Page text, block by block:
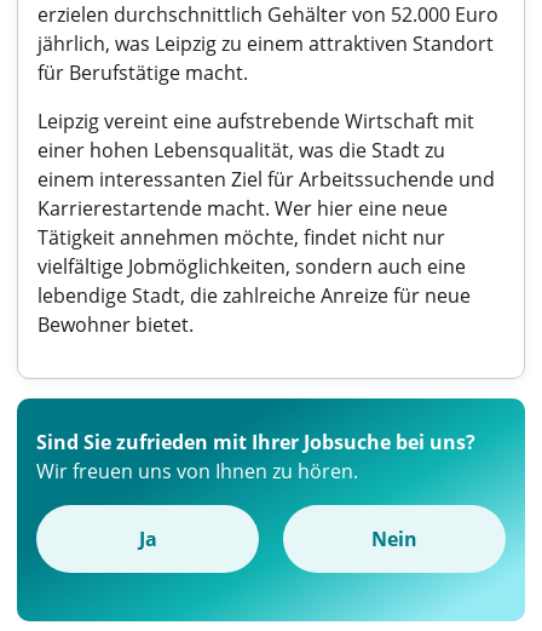
erzielen durchschnittlich Gehälter von 52.000 Euro
jährlich, was Leipzig zu einem attraktiven Standort
für Berufstätige macht.
Leipzig vereint eine aufstrebende Wirtschaft mit
einer hohen Lebensqualität, was die Stadt zu
einem interessanten Ziel für Arbeitssuchende und
Karrierestartende macht. Wer hier eine neue
Tätigkeit annehmen möchte, findet nicht nur
vielfältige Jobmöglichkeiten, sondern auch eine
lebendige Stadt, die zahlreiche Anreize für neue
Bewohner bietet.
Sind Sie zufrieden mit Ihrer Jobsuche bei uns?
Wir freuen uns von Ihnen zu hören.
Ja Nein